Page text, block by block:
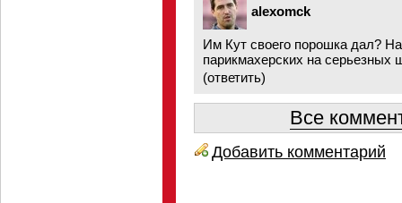
alexomck
Им Кут своего порошка дал?
парикмахерских на серьезных
(ответить)
Все
Добавить комментарий